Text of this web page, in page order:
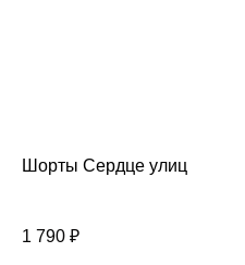
Шорты Сердце улиц
1 790 ₽